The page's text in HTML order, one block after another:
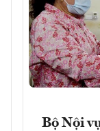
Bộ Nội